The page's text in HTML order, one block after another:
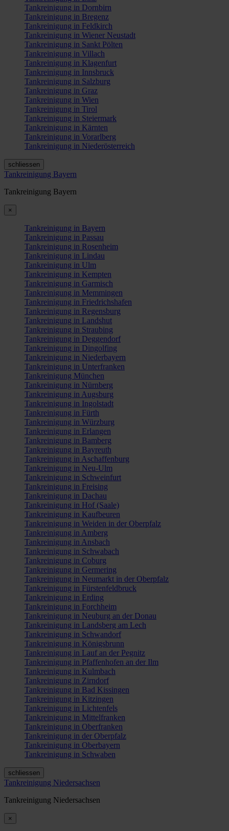
Tankreinigung in Dornbirn
Tankreinigung in Bregenz
Tankreinigung in Feldkirch
Tankreinigung in Wiener Neustadt
Tankreinigung in Sankt Pölten
Tankreinigung in Villach
Tankreinigung in Klagenfurt
Tankreinigung in Innsbruck
Tankreinigung in Salzburg
Tankreinigung in Graz
Tankreinigung in Wien
Tankreinigung in Tirol
Tankreinigung in Steiermark
Tankreinigung in Kärnten
Tankreinigung in Vorarlberg
Tankreinigung in Niederösterreich
schliessen
Tankreinigung Bayern
Tankreinigung Bayern
×
Tankreinigung in Bayern
Tankreinigung in Passau
Tankreinigung in Rosenheim
Tankreinigung in Lindau
Tankreinigung in Ulm
Tankreinigung in Kempten
Tankreinigung in Garmisch
Tankreinigung in Memmingen
Tankreinigung in Friedrichshafen
Tankreinigung in Regensburg
Tankreinigung in Landshut
Tankreinigung in Straubing
Tankreinigung in Deggendorf
Tankreinigung in Dingolfing
Tankreinigung in Niederbayern
Tankreinigung in Unterfranken
Tankreinigung München
Tankreinigung in Nürnberg
Tankreinigung in Augsburg
Tankreinigung in Ingolstadt
Tankreinigung in Fürth
Tankreinigung in Würzburg
Tankreinigung in Erlangen
Tankreinigung in Bamberg
Tankreinigung in Bayreuth
Tankreinigung in Aschaffenburg
Tankreinigung in Neu-Ulm
Tankreinigung in Schweinfurt
Tankreinigung in Freising
Tankreinigung in Dachau
Tankreinigung in Hof (Saale)
Tankreinigung in Kaufbeuren
Tankreinigung in Weiden in der Oberpfalz
Tankreinigung in Amberg
Tankreinigung in Ansbach
Tankreinigung in Schwabach
Tankreinigung in Coburg
Tankreinigung in Germering
Tankreinigung in Neumarkt in der Oberpfalz
Tankreinigung in Fürstenfeldbruck
Tankreinigung in Erding
Tankreinigung in Forchheim
Tankreinigung in Neuburg an der Donau
Tankreinigung in Landsberg am Lech
Tankreinigung in Schwandorf
Tankreinigung in Königsbrunn
Tankreinigung in Lauf an der Pegnitz
Tankreinigung in Pfaffenhofen an der Ilm
Tankreinigung in Kulmbach
Tankreinigung in Zirndorf
Tankreinigung in Bad Kissingen
Tankreinigung in Kitzingen
Tankreinigung in Lichtenfels
Tankreinigung in Mittelfranken
Tankreinigung in Oberfranken
Tankreinigung in der Oberpfalz
Tankreinigung in Oberbayern
Tankreinigung in Schwaben
schliessen
Tankreinigung Niedersachsen
Tankreinigung Niedersachsen
×